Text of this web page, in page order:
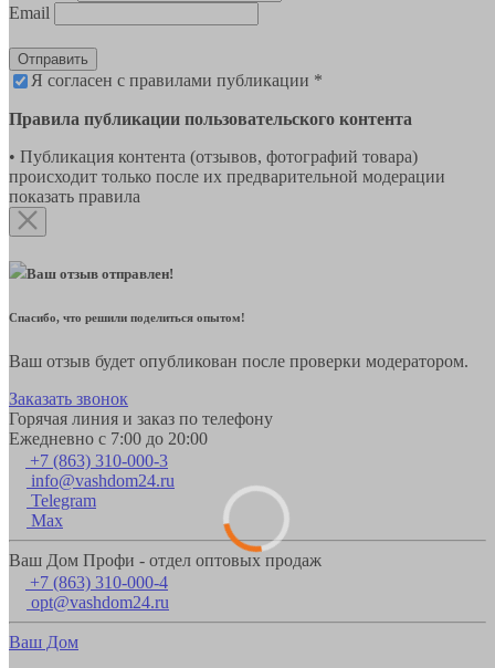
Email
Отправить
Я согласен с правилами публикации *
Правила публикации пользовательского контента
• Публикация контента (отзывов, фотографий товара)
происходит только после их предварительной модерации
показать правила
Ваш отзыв отправлен!
Спасибо, что решили поделиться опытом!
Ваш отзыв будет опубликован после проверки модератором.
Заказать звонок
Горячая линия и заказ по телефону
Ежедневно с 7:00 до 20:00
+7 (863) 310-000-3
info@vashdom24.ru
Telegram
Max
Ваш Дом Профи - отдел оптовых продаж
+7 (863) 310-000-4
opt@vashdom24.ru
Ваш Дом